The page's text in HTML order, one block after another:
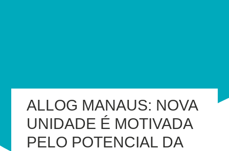
ALLOG MANAUS: NOVA
UNIDADE É MOTIVADA
PELO POTENCIAL DA